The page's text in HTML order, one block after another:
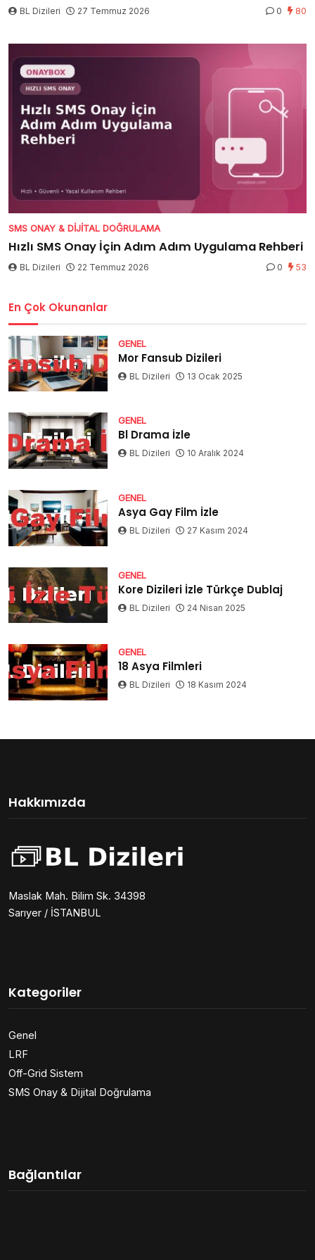
BL Dizileri 27 Temmuz 2026 0 80
SMS ONAY & DIJITAL DOĞRULAMA
Hızlı SMS Onay İçin Adım Adım Uygulama Rehberi
BL Dizileri 22 Temmuz 2026 0 53
En Çok Okunanlar
GENEL
Mor Fansub Dizileri
BL Dizileri 13 Ocak 2025
GENEL
Bl Drama İzle
BL Dizileri 10 Aralık 2024
GENEL
Asya Gay Film İzle
BL Dizileri 27 Kasım 2024
GENEL
Kore Dizileri İzle Türkçe Dublaj
BL Dizileri 24 Nisan 2025
GENEL
18 Asya Filmleri
BL Dizileri 18 Kasım 2024
Hakkımızda
Maslak Mah. Bilim Sk. 34398
Sarıyer / İSTANBUL
Kategoriler
Genel
LRF
Off-Grid Sistem
SMS Onay & Dijital Doğrulama
Bağlantılar